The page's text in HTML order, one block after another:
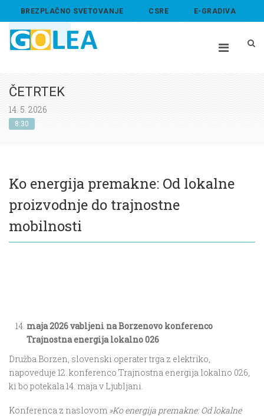
BREZPLAČNO SVETOVANJE CSRE E-GRADIVA
ABOUT US
ČETRTEK
14. 5. 2026
8:30
Ko energija premakne: Od lokalne
proizvodnje do trajnostne
mobilnosti
maja 2026 vabljeni na Borzenovo konferenco
Trajnostna energija lokalno 026
Družba Borzen, slovenski operater trga z elektriko,
napoveduje 12. konferenco Trajnostna energija lokalno 026,
ki bo potekala 14. maja v Ljubljani.
Konferenca z naslovom »Ko energija premakne: Od lokalne